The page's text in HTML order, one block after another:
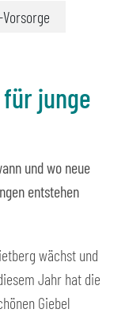
junge
und wo neue
entstehen
wächst und
Jahr hat die
Giebel